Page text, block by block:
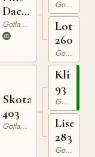
Dacke
94 Gotlandsruss
Skota
403
Gotlandsruss
Gotlandsruss
Lotta
260
Gotlandsruss
Klipp
93
Gotlandsruss
Lisen
283
Gotlandsruss